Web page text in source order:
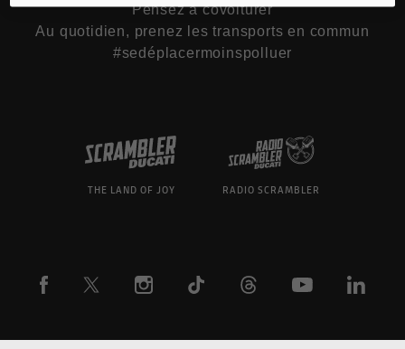
Pensez à covoiturer
Au quotidien, prenez les transports en commun
#sedéplacermoinspolluer
THE LAND OF JOY RADIO SCRAMBLER